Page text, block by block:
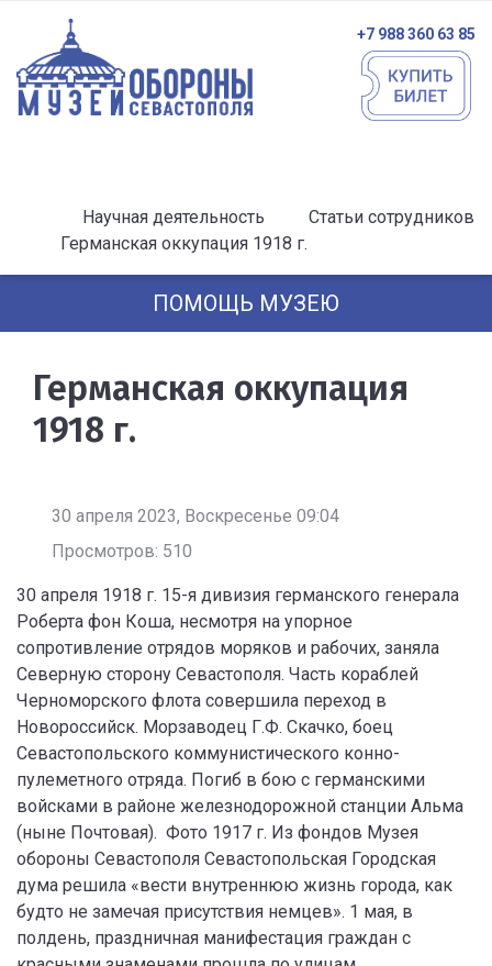
+7 988 360 63 85
Научная деятельность
Статьи сотрудников
Германская оккупация 1918 г.
ПОМОЩЬ МУЗЕЮ
Германская оккупация
1918 г.
30 апреля 2023, Воскресенье 09:04
Просмотров: 510
30 апреля 1918 г. 15-я дивизия германского генерала
Роберта фон Коша, несмотря на упорное
сопротивление отрядов моряков и рабочих, заняла
Северную сторону Севастополя. Часть кораблей
Черноморского флота совершила переход в
Новороссийск. Морзаводец Г.Ф. Скачко, боец
Севастопольского коммунистического конно-
пулеметного отряда. Погиб в бою с германскими
войсками в районе железнодорожной станции Альма
(ныне Почтовая). Фото 1917 г. Из фондов Музея
обороны Севастополя Севастопольская Городская
дума решила «вести внутреннюю жизнь города, как
будто не замечая присутствия немцев». 1 мая, в
полдень, праздничная манифестация граждан с